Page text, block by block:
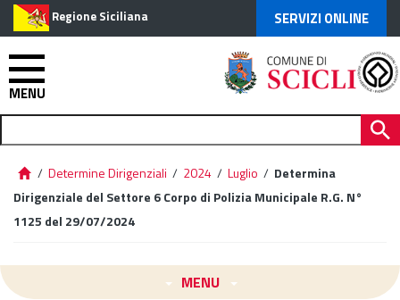
Regione Siciliana SERVIZI ONLINE
MENU
/ Determine Dirigenziali / 2024 / Luglio / Determina
Dirigenziale del Settore 6 Corpo di Polizia Municipale R.G. N°
1125 del 29/07/2024
MENU